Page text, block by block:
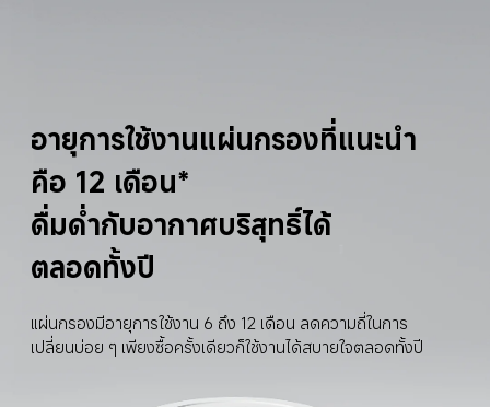
อายุการใช้งานแผ่นกรองที่แนะนำ
คือ 12 เดือน*
ดื่มด่ำกับอากาศบริสุทธิ์ได้
ตลอดทั้งปี
แผ่นกรองมีอายุการใช้งาน 6 ถึง 12 เดือน ลดความถี่ในการ
เปลี่ยนบ่อย ๆ เพียงซื้อครั้งเดียวก็ใช้งานได้สบายใจตลอดทั้งปี